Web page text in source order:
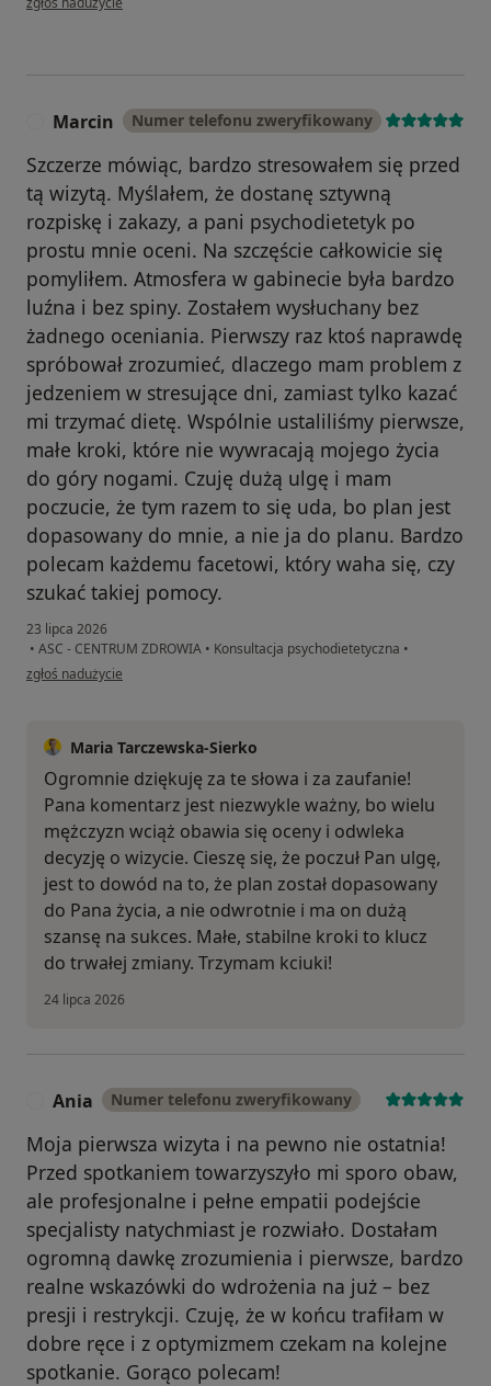
Marcin Numer telefonu zweryfikowany
Szczerze mówiąc, bardzo stresowałem się przed
tą wizytą. Myślałem, że dostanę sztywną
rozpiskę i zakazy, a pani psychodietetyk po
prostu mnie oceni. Na szczęście całkowicie się
pomyliłem. Atmosfera w gabinecie była bardzo
luźna i bez spiny. Zostałem wysłuchany bez
żadnego oceniania. Pierwszy raz ktoś naprawdę
spróbował zrozumieć, dlaczego mam problem z
jedzeniem w stresujące dni, zamiast tylko kazać
mi trzymać dietę. Wspólnie ustaliliśmy pierwsze,
małe kroki, które nie wywracają mojego życia
do góry nogami. Czuję dużą ulgę i mam
poczucie, że tym razem to się uda, bo plan jest
dopasowany do mnie, a nie ja do planu. Bardzo
polecam każdemu facetowi, który waha się, czy
szukać takiej pomocy.
23 lipca 2026
• ASC - CENTRUM ZDROWIA • Konsultacja psychodietetyczna •
w opinii użytkownika Marcin
zgłoś nadużycie
Maria Tarczewska-Sierko
Ogromnie dziękuję za te słowa i za zaufanie!
Pana komentarz jest niezwykle ważny, bo wielu
mężczyzn wciąż obawia się oceny i odwleka
decyzję o wizycie. Cieszę się, że poczuł Pan ulgę,
jest to dowód na to, że plan został dopasowany
do Pana życia, a nie odwrotnie i ma on dużą
szansę na sukces. Małe, stabilne kroki to klucz
do trwałej zmiany. Trzymam kciuki!
24 lipca 2026
Ania Numer telefonu zweryfikowany
Moja pierwsza wizyta i na pewno nie ostatnia!
Przed spotkaniem towarzyszyło mi sporo obaw,
ale profesjonalne i pełne empatii podejście
specjalisty natychmiast je rozwiało. Dostałam
ogromną dawkę zrozumienia i pierwsze, bardzo
realne wskazówki do wdrożenia na już – bez
presji i restrykcji. Czuję, że w końcu trafiłam w
dobre ręce i z optymizmem czekam na kolejne
spotkanie. Gorąco polecam!